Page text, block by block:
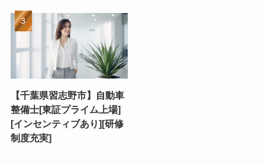
【千葉県習志野市】自動車
整備士[東証プライム上場]
[インセンティブあり][研修
制度充実]